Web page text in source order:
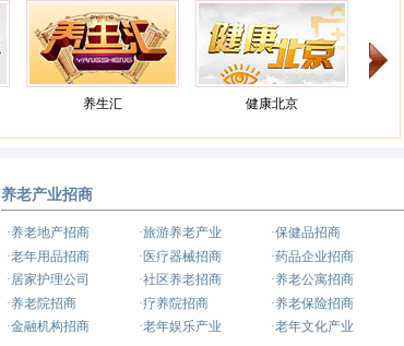
养生汇 健康北京
养老产业招商
·养老地产招商 ·旅游养老产业
·保健品招商
·老年用品招商
·医疗器械招商
·药品企业招商
·居家护理公司
·社区养老招商
·养老公寓招商
·养老院招商
·疗养院招商
·养老保险招商
·金融机构招商
·老年娱乐产业 ·老年文化产业